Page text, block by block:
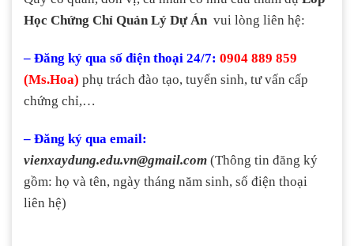
Học Chứng Chỉ Quản Lý Dự Ánvui lòng liên hệ:
– Đăng ký qua số điện thoại 24/7: 0904 889 859
(Ms.Hoa) phụ trách đào tạo, tuyển sinh, tư vấn cấp
chứng chỉ,…
– Đăng ký qua email:
vienxaydung.edu.vn@gmail.com (Thông tin đăng ký
gồm: họ và tên, ngày tháng năm sinh, số điện thoại
liên hệ)